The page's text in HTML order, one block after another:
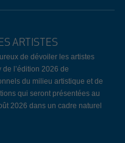
ARTISTES
de dévoiler les artistes
l’édition 2026 de
du milieu artistique et de
qui seront présentées au
2026 dans un cadre naturel